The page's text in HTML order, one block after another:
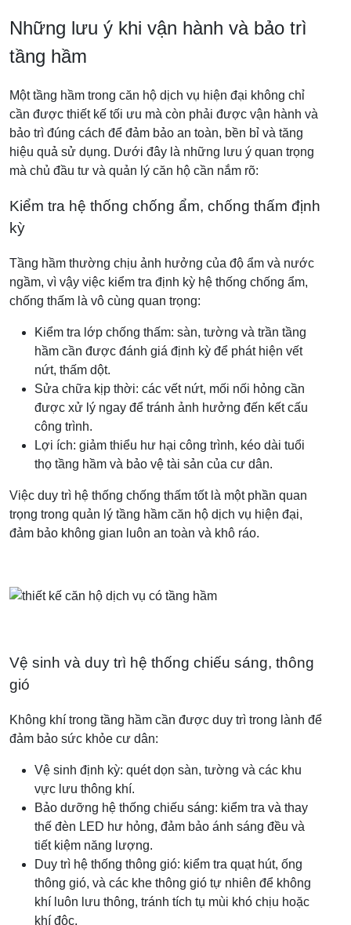
Những lưu ý khi vận hành và bảo trì
tầng hầm
Một tầng hầm trong căn hộ dịch vụ hiện đại không chỉ
cần được thiết kế tối ưu mà còn phải được vận hành và
bảo trì đúng cách để đảm bảo an toàn, bền bỉ và tăng
hiệu quả sử dụng. Dưới đây là những lưu ý quan trọng
mà chủ đầu tư và quản lý căn hộ cần nắm rõ:
Kiểm tra hệ thống chống ẩm, chống thấm định
kỳ
Tầng hầm thường chịu ảnh hưởng của độ ẩm và nước
ngầm, vì vậy việc kiểm tra định kỳ hệ thống chống ẩm,
chống thấm là vô cùng quan trọng:
Kiểm tra lớp chống thấm: sàn, tường và trần tầng
hầm cần được đánh giá định kỳ để phát hiện vết
nứt, thấm dột.
Sửa chữa kịp thời: các vết nứt, mối nối hỏng cần
được xử lý ngay để tránh ảnh hưởng đến kết cấu
công trình.
Lợi ích: giảm thiểu hư hại công trình, kéo dài tuổi
thọ tầng hầm và bảo vệ tài sản của cư dân.
Việc duy trì hệ thống chống thấm tốt là một phần quan
trọng trong quản lý tầng hầm căn hộ dịch vụ hiện đại,
đảm bảo không gian luôn an toàn và khô ráo.
Vệ sinh và duy trì hệ thống chiếu sáng, thông
gió
Không khí trong tầng hầm cần được duy trì trong lành để
đảm bảo sức khỏe cư dân:
Vệ sinh định kỳ: quét dọn sàn, tường và các khu
vực lưu thông khí.
Bảo dưỡng hệ thống chiếu sáng: kiểm tra và thay
thế đèn LED hư hỏng, đảm bảo ánh sáng đều và
tiết kiệm năng lượng.
Duy trì hệ thống thông gió: kiểm tra quạt hút, ống
thông gió, và các khe thông gió tự nhiên để không
khí luôn lưu thông, tránh tích tụ mùi khó chịu hoặc
khí độc.